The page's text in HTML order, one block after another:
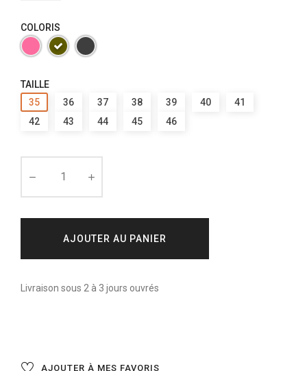
COLORIS
TAILLE
35
36 37 38 39 40
41
42
43 44 45 46
AJOUTER AU PANIER
Livraison sous 2 à 3 jours ouvrés
AJOUTER À MES FAVORIS